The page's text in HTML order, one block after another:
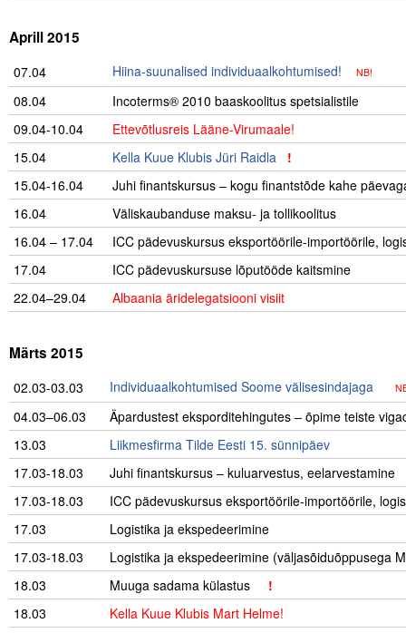
Aprill 2015
07.04 Hiina-suunalised individuaalkohtumised! NB!
08.04
Incoterms® 2010 baaskoolitus spetsialistile
09.04-10.04
Ettevõtlusreis Lääne-Virumaale!
15.04
Kella Kuue Klubis Jüri Raidla !
15.04-16.04
Juhi finantskursus – kogu finantstõde kahe
16.04
Väliskaubanduse maksu- ja tollikoolitus
16.04 – 17.04
ICC pädevuskursus eksportöörile-importöörile,
17.04
ICC pädevuskursuse lõputööde kaitsmine
22.04–29.04
Albaania äridelegatsiooni visiit
Märts 2015
02.03-03.03 Individuaalkohtumised Soome välisesindajaga
04.03–06.03
Äpardustest eksporditehingutes – õpime teiste
13.03
Liikmesfirma Tilde Eesti 15. sünnipäev
17.03-18.03
Juhi finantskursus – kuluarvestus, eelarvestamine
17.03-18.03
ICC pädevuskursus eksportöörile-importöörile,
17.03
Logistika ja ekspedeerimine
17.03-18.03
Logistika ja ekspedeerimine (väljasõiduõppusega
18.03
Muuga sadama külastus !
18.03
Kella Kuue Klubis Mart Helme!